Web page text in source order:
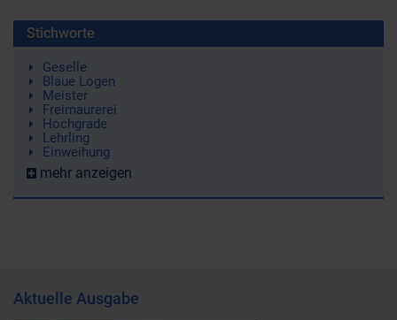
Stichworte
Geselle
Blaue Logen
Meister
Freimaurerei
Hochgrade
Lehrling
Einweihung
mehr anzeigen
Aktuelle Ausgabe